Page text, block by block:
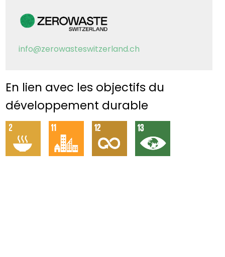
info@zerowasteswitzerland.ch
En lien avec les objectifs du
développement durable